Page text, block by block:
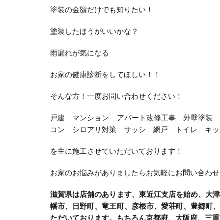
塗装の金額だけでも知りたい！
塗装したほうがいいかな？
雨漏れが気になる
お家の健康診断をしてほしい！！
そんな方！一度お問い合わせください！
戸建 マンション アパート改修工事 外壁塗
コン シロアリ対策 サッシ 網戸 トイレ キッ
を主に施工させていただいております！
お家のお悩みがありましたらお気軽にお問い合わ
滋賀県は店舗のあります、東近江支店を始め、大
幡市、日野町、竜王町、彦根市、愛荘町、豊郷町
ただいております。もちろん京都府、大阪府、三